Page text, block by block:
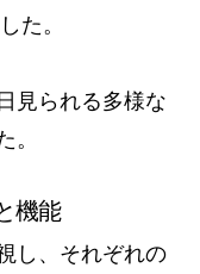
た。
見られる多様な
。
機能
し、それぞれの